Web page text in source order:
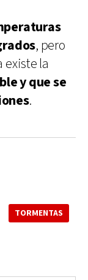
, pero
la
y que se
.
TORMENTAS